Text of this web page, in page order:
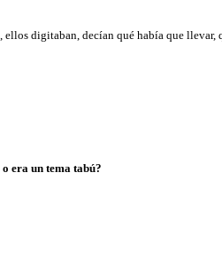
digitaban, decían qué había que llevar,
era un tema tabú?